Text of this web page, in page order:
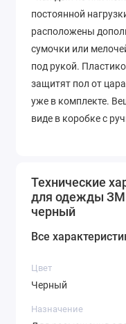
постоянной
расположены
сумочки или
под рукой.
защитят пол от
уже в комплекте.
виде в коробке с
Технические
для одежды
черный
Все
Цвет
Черный
Назначение